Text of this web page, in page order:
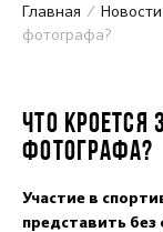
Главная Новости
фотографа?
ЧТО КРОЕТСЯ
ФОТОГРАФА?
Участие в
представить